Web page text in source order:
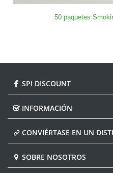
50 paquetes
SPI DISCOUNT
INFORMACIÓN
CONVIÉRTASE EN UN
SOBRE NOSOTROS